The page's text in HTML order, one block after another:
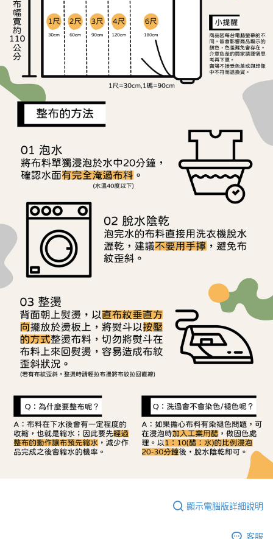
ATM／網路銀行／等多元方式進行付款，方視為交易完成。
※ 請注意：結帳手續完成當下不需立刻繳費，但若您需要取消訂單，請聯絡
購買商品的店家。未經商家同意取消之訂單仍視為有效，需透過AFTEE先享
後付繳納相關費用。
※ 交易是否成功請以「AFTEE先享後付 」之結帳頁面顯示為準，若有關於
是否繳費成功／繳費後需取消欲退款等相關疑問，請聯繫「AFTEE先享後付
客戶支援中心」 https://netprotections.freshdesk.com/support/home
【注意事項】
１．透過由恩沛科技股份有限公司提供之「AFTEE先享後付」服務完成之交
易，需依本服務之必要範圍內提供個人資料，並將交易相關給付款項請求債
權轉讓予恩沛科技股份有限公司。
https://aftee.tw/terms/#terms3
３．未成年的使用者請事先徵得法定代理人或監護人之同意方可使用
「AFTEE先享後付」，若未經同意申辦者引起之損失，本公司不負相關責
任。
４．使用「AFTEE先享後付」時，將依據個別帳號之用戶狀況，依本公司即
時審查核予不同之上限額度；若仍有額度不足之情形，本公司將視審查結果
請求用戶進行身份認證。
５．嚴禁一人註冊多個帳號或使用他人資訊註冊。若發現惡意使用之情形，
恩沛科技股份有限公司將有權停止該用戶之使用額度並採取法律行動。
宅配
每筆NT$150，滿NT$1,500(含以上)免運費
離島宅配
每筆NT$240
顯示電腦版詳細說明
客服